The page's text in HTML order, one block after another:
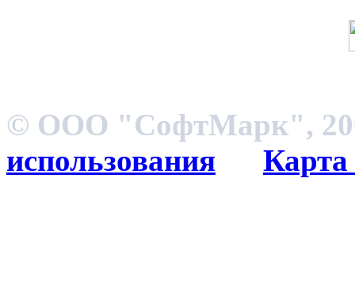
© ООО "СофтМарк",
использования
Карта